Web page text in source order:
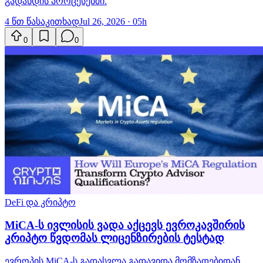
4 წთ წასაკითხადJul 26, 2026 · 05h
0 0
DeFi და კრიპტო
MiCA-ს ივლისის ვადა აქცევს ევროკავშირის
კრიპტო წვდომას ლიცენზირების ტესტად